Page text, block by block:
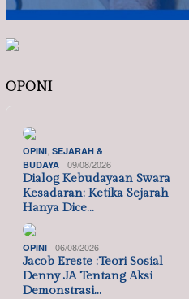
OPONI
OPINI, SEJARAH &
BUDAYA
09/08/2026
Dialog Kebudayaan Swara
Kesadaran: Ketika Sejarah
Hanya Dice…
OPINI 06/08/2026
Jacob Ereste :Teori Sosial
Denny JA Tentang Aksi
Demonstrasi…